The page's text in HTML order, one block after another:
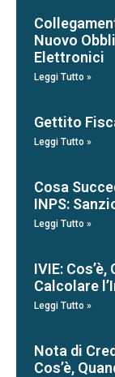
Nuovo
Elettronici
Leggi Tutto »
Gettito
Leggi Tutto »
Cosa
INPS:
Leggi Tutto »
IVIE:
Calcolare
Leggi Tutto »
Nota di
Cos’è,